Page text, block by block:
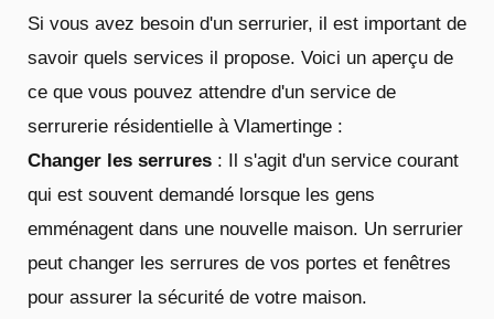
Si vous avez besoin d'un serrurier, il est important de
savoir quels services il propose. Voici un aperçu de
ce que vous pouvez attendre d'un service de
serrurerie résidentielle à Vlamertinge :
Changer les serrures : Il s'agit d'un service courant
qui est souvent demandé lorsque les gens
emménagent dans une nouvelle maison. Un serrurier
peut changer les serrures de vos portes et fenêtres
pour assurer la sécurité de votre maison.